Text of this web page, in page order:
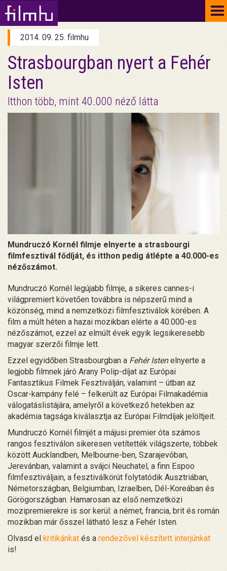
2014. 09. 25. filmhu
Strasbourgban nyert a Fehér
Isten
Itthon több, mint 40.000 néző látta
Mundruczó Kornél filmje elnyerte a strasbourgi
filmfesztivál fődíját, és itthon pedig átlépte a 40.000-es
nézőszámot.
Mundruczó Kornél legújabb filmje, a sikeres cannes-i
világpremiert követően továbbra is népszerű mind a
közönség, mind a nemzetközi filmfesztiválok körében. A
film a múlt héten a hazai mozikban elérte a 40.000-es
nézőszámot, ezzel az elmúlt évek egyik legsikeresebb
magyar szerzői filmje lett.
Ezzel egyidőben Strasbourgban a Fehér Istenelnyerte a
legjobb filmnek járó Arany Polip-díjat az Európai
Fantasztikus Filmek Fesztiválján, valamint – útban az
Oscar-kampány felé – felkerült az Európai Filmakadémia
válogatáslistájára, amelyről a következő hetekben az
akadémia tagsága kiválasztja az Európai Filmdíjak jelöltjeit.
Mundruczó Kornél filmjét a májusi premier óta számos
rangos fesztiválon sikeresen vetítették világszerte, többek
között Aucklandben, Melbourne-ben, Szarajevóban,
Jerevánban, valamint a svájci Neuchatel, a finn Espoo
filmfesztiváljain, a fesztiválkörút folytatódik Ausztriában,
Németországban, Belgiumban, Izraelben, Dél-Koreában és
Görögországban. Hamarosan az első nemzetközi
mozipremierekre is sor kerül: a német, francia, brit és román
mozikban már ősszel látható lesz a Fehér Isten.
Olvasd el kritikánkat és a rendezővel készített interjúnkat
is!